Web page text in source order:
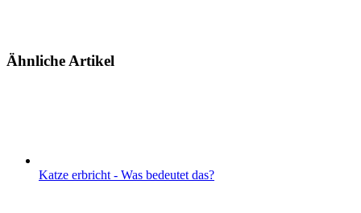
Ähnliche Artikel
Katze erbricht - Was bedeutet das?